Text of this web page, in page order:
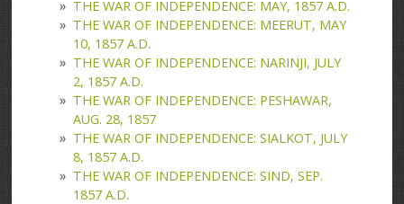
THE WAR OF INDEPENDENCE: MAY, 1857 A.D.
THE WAR OF INDEPENDENCE: MEERUT, MAY
10, 1857 A.D.
THE WAR OF INDEPENDENCE: NARINJI, JULY
2, 1857 A.D.
THE WAR OF INDEPENDENCE: PESHAWAR,
AUG. 28, 1857
THE WAR OF INDEPENDENCE: SIALKOT, JULY
8, 1857 A.D.
THE WAR OF INDEPENDENCE: SIND, SEP.
1857 A.D.